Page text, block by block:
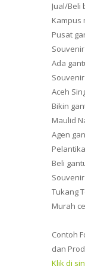
Jual/Beli
Kampus
Pusat
Ada
Aceh
Bikin
Maulid
Agen
Beli
Tukang
Murah
Contoh
dan
Klik di